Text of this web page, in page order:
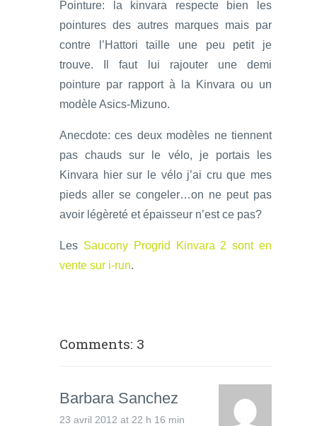
Pointure: la kinvara respecte bien les
pointures des autres marques mais par
contre l’Hattori taille une peu petit je
trouve. Il faut lui rajouter une demi
pointure par rapport à la Kinvara ou un
modèle Asics-Mizuno.
Anecdote: ces deux modèles ne tiennent
pas chauds sur le vélo, je portais les
Kinvara hier sur le vélo j’ai cru que mes
pieds aller se congeler…on ne peut pas
avoir légèreté et épaisseur n’est ce pas?
Les Saucony Progrid Kinvara 2 sont en
vente sur i-run.
Comments: 3
Barbara Sanchez
23 avril 2012 at 22 h 16 min